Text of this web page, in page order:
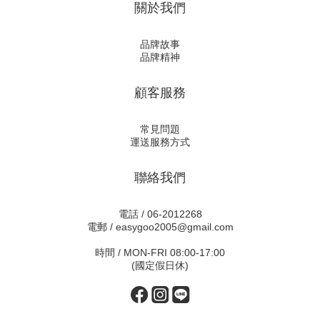
關於我們
品牌故事
品牌精神
顧客服務
常見問題
運送服務方式
聯絡我們
電話 / 06-2012268
電郵 / easygoo2005@gmail.com
時間 / MON-FRI 08:00-17:00
(國定假日休)